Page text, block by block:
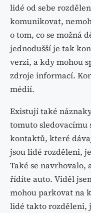
lidé od sebe
komunikovat,
o tom, co se možná
jednodušší je tak
verzi, a kdy mohou
zdroje informací.
médií.
Existují také
tomuto sledovacímu
kontaktů, které
jsou lidé rozděleni,
Také se navrhovalo,
řídíte auto. Viděl
mohou parkovat na
lidé takto rozděleni,